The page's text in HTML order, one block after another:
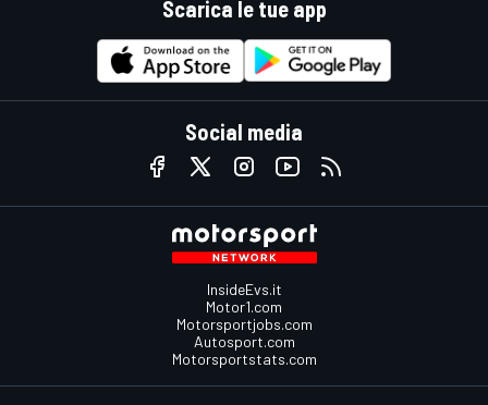
Scarica le tue app
Social media
InsideEvs.it
Motor1.com
Motorsportjobs.com
Autosport.com
Motorsportstats.com